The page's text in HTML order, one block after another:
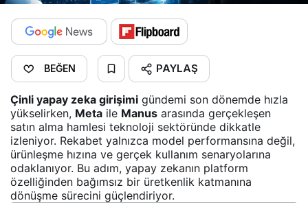
BEĞEN PAYLAŞ
Çinli yapay zeka girişimi gündemi son dönemde hızla
yükselirken, Meta ile Manus arasında gerçekleşen
satın alma hamlesi teknoloji sektöründe dikkatle
izleniyor. Rekabet yalnızca model performansına değil,
ürünleşme hızına ve gerçek kullanım senaryolarına
odaklanıyor. Bu adım, yapay zekanın platform
özelliğinden bağımsız bir üretkenlik katmanına
dönüşme sürecini güçlendiriyor.